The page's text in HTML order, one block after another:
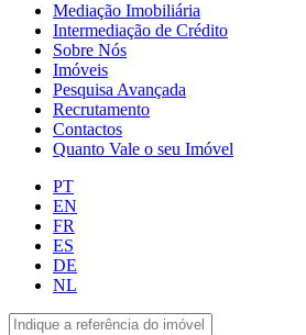
Mediação Imobiliária
Intermediação de Crédito
Sobre Nós
Imóveis
Pesquisa Avançada
Recrutamento
Contactos
Quanto Vale o seu Imóvel
PT
EN
FR
ES
DE
NL